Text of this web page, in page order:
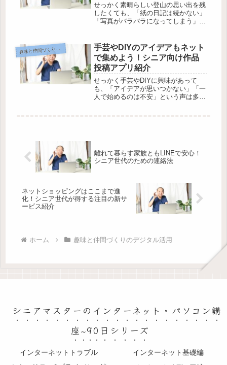
せっかく素晴らしい登山の思い出を残
したくても、「紙の日記は続かない」
「写真がバラバラになってしまう」と
りも地図上に簡単に記録できるアプリ
があります。ただ「機械は苦手…」
「操作...
趣 味と仲間づくりのデジタル活用
手芸やDIYのアイデアもネット
で集めよう！シニア向け作品
投稿アプリ紹介
せっかく手芸やDIYに興味があって
も、「アイデアが思いつかない」「一
人で始めるのは不安」という声は多い
離れて暮らす家族ともLINEで安心！
シニア世代のための連絡法
ネットショッピングはここまで進
化！シニア世代が得する注目の新サ
ービス紹介
ホーム 趣味と仲間づくりのデジタル活用
シニアマスターのインターネット・パソコン講
座~90日シリーズ
インターネットトラブル
インターネット基礎編